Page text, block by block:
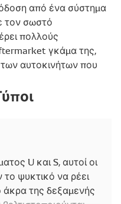
από ένα σύστημα
τον σωστό
πολλούς
γκάμα της,
αυτοκινήτων που
U και S, αυτοί οι
ψυκτικό να ρέει
της δεξαμενής